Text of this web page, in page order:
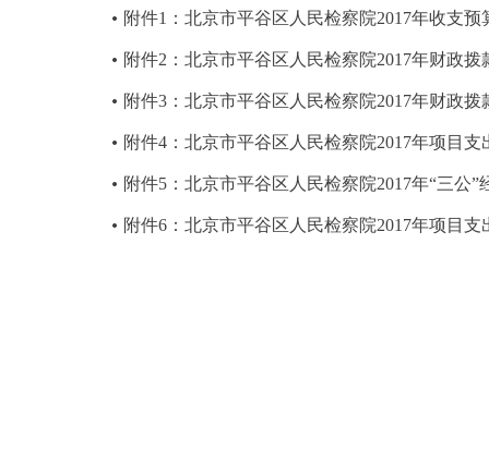
附件1：北京市平谷区人民检察院2017年收支预
附件2：北京市平谷区人民检察院2017年财政拨
附件3：北京市平谷区人民检察院2017年财政
附件4：北京市平谷区人民检察院2017年项目支
附件5：北京市平谷区人民检察院2017年“三公
附件6：北京市平谷区人民检察院2017年项目